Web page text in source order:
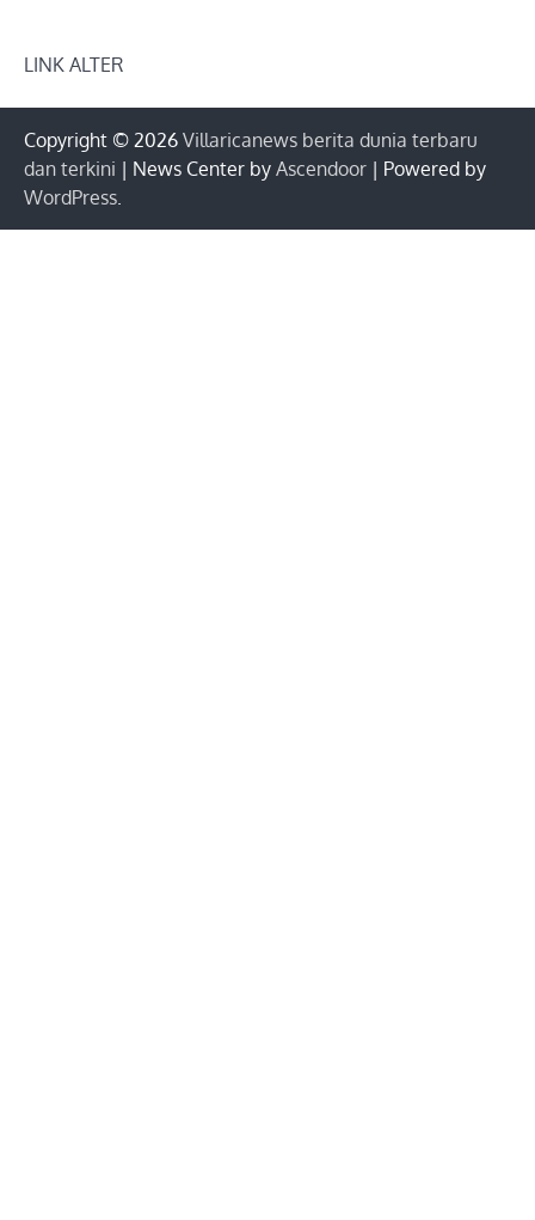
LINK ALTER
Copyright © 2026 Villaricanews berita dunia terbaru
dan terkini | News Center by Ascendoor | Powered by
WordPress